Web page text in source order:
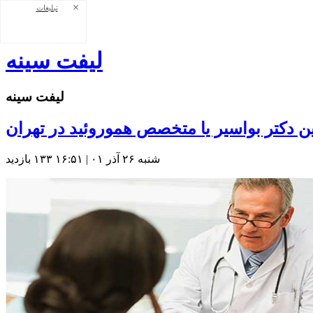
ليفت سينه
ليفت سينه
دكتر بواسير يا متخصص هموروئيد در تهران
شنبه ۲۶ آذر ۰۱ | ۱۶:۵۱ ۱۳۳ بازديد
تبلیغات ×